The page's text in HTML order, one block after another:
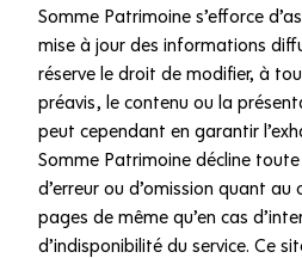
Somme Patrimoine s’efforce
mise à jour des informations
réserve le droit de modifier, à
préavis, le contenu ou la
peut cependant en garantir
Somme Patrimoine décline
d’erreur ou d’omission quant
pages de même qu’en cas
d’indisponibilité du service. Ce